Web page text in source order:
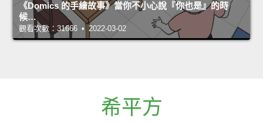
《Domics 的手繪故事》當你不小心說『你也是』的時
候…
觀看次數：31666 • 2022-03-02
希平方